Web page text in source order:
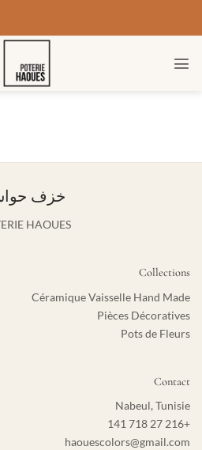
خزف
HAOUES
Collections
Céramique Vaisselle Hand Made
Pièces Décoratives
Pots de Fleurs
Contact
Nabeul, Tunisie
+216 27 718 141
haouescolors@gmail.com